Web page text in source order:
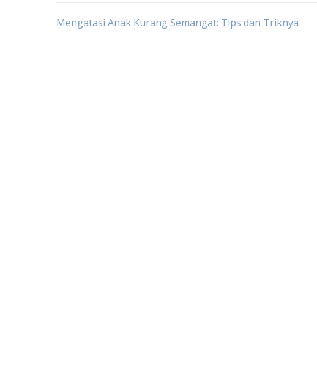
Post
Mengatasi Anak Kurang Semangat: Tips dan Triknya